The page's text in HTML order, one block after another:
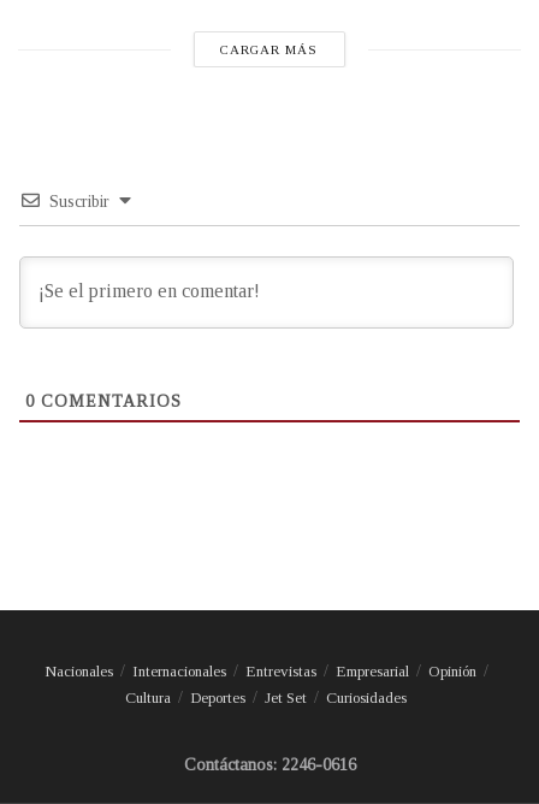
CARGAR MÁS
Suscribir
0 COMENTARIOS
Nacionales Internacionales Entrevistas Empresarial
Opinión
Cultura
Deportes Jet Set Curiosidades
Contáctanos: 2246-0616